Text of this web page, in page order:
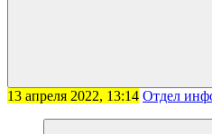
13 апреля 2022, 13:14 Отдел